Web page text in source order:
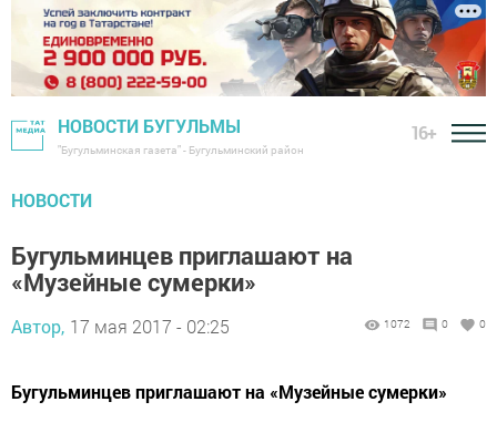
НОВОСТИ БУГУЛЬМЫ
"Бугульминская газета" - Бугульминский район
16+
НОВОСТИ
Бугульминцев приглашают на
«Музейные сумерки»
Автор, 17 мая 2017 - 02:25 1072 0 0
Бугульминцев приглашают на «Музейные сумерки»